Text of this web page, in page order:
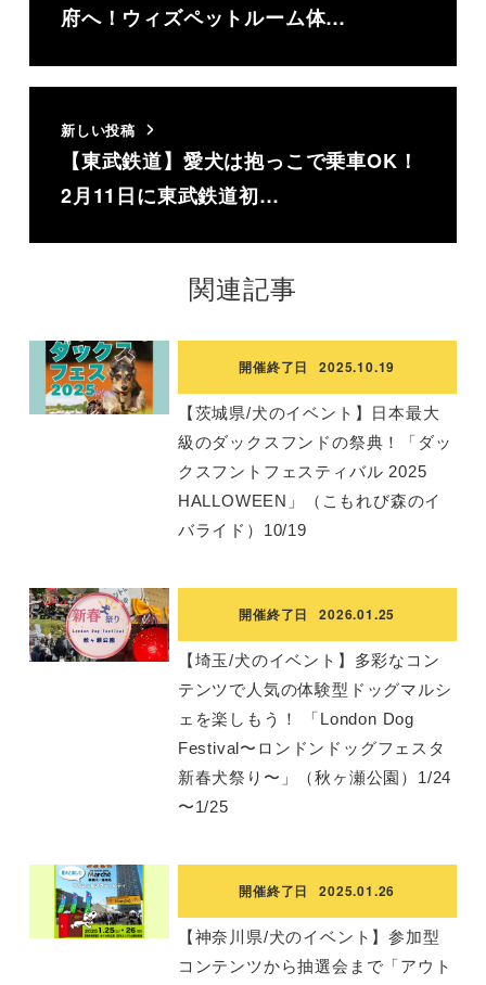
府へ！ウィズペットルーム体…
新しい投稿
【東武鉄道】愛犬は抱っこで乗車OK！
2月11日に東武鉄道初…
関連記事
開催終了日 2025.10.19
【茨城県/犬のイベント】日本最大
級のダックスフンドの祭典！「ダッ
クスフントフェスティバル 2025
HALLOWEEN」（こもれび森のイ
バライド）10/19
開催終了日 2026.01.25
【埼玉/犬のイベント】多彩なコン
テンツで人気の体験型ドッグマルシ
ェを楽しもう！ 「London Dog
Festival〜ロンドンドッグフェスタ
新春犬祭り〜」（秋ヶ瀬公園）1/24
〜1/25
開催終了日 2025.01.26
【神奈川県/犬のイベント】参加型
コンテンツから抽選会まで「アウト